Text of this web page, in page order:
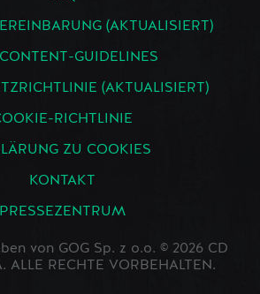
(AKTUALISIERT)
GUIDELINES
(AKTUALISIERT)
RICHTLINIE
ZU COOKIES
KONTAKT
PRESSEZENTRUM
von GOG Sp. z o.o. © 2026 CD
ALLE RECHTE VORBEHALTEN.